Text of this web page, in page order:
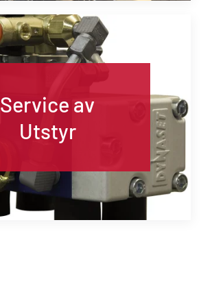
Service av
Utstyr